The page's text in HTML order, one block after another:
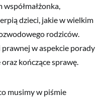
dzieci, jakie w wielkim
rodziców.
w aspekcie porady
kończące sprawę.
musimy w piśmie